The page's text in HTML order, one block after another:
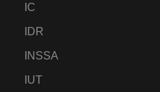
IC
IDR
INSSA
IUT